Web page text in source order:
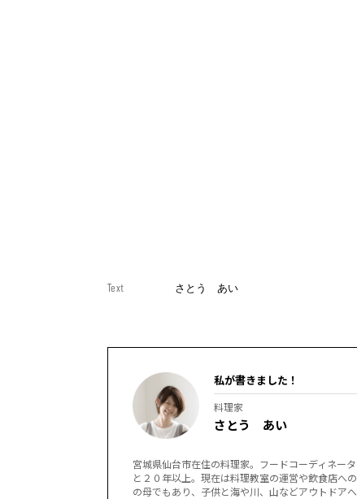
Text さとう あい
私が書きました！
料理家
さとう あい
宮城県仙台市在住の料理家。 フードコーディネー
と２０年以上。 現在は料理教室の運営や飲食店へ
の母でもあり、子供と海や川、山などアウトドアへ